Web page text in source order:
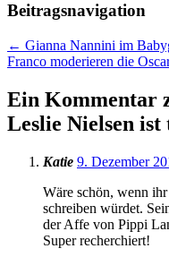
Beitragsnavigation
← Gianna Nannini im
Franco moderieren die
Ein Kommentar
Leslie Nielsen ist
Katie 9. Dezember
Wäre schön, wenn
schreiben würdet.
der Affe von Pippi
Super recherchiert!